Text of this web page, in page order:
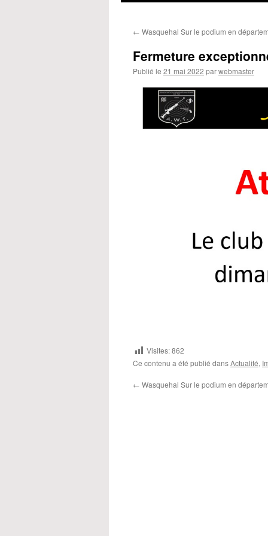
← Wasquehal Sur le podium en
Fermeture
Publié le 21 mai 2022 parwebmaster
Visites:862
Ce contenu a été publié dansActualité,
← Wasquehal Sur le podium en